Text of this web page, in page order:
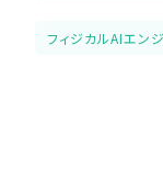
フィジカルAIエン